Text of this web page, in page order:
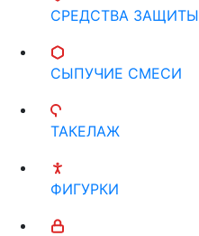
СРЕДСТВА ЗАЩИТЫ
СЫПУЧИЕ СМЕСИ
ТАКЕЛАЖ
ФИГУРКИ